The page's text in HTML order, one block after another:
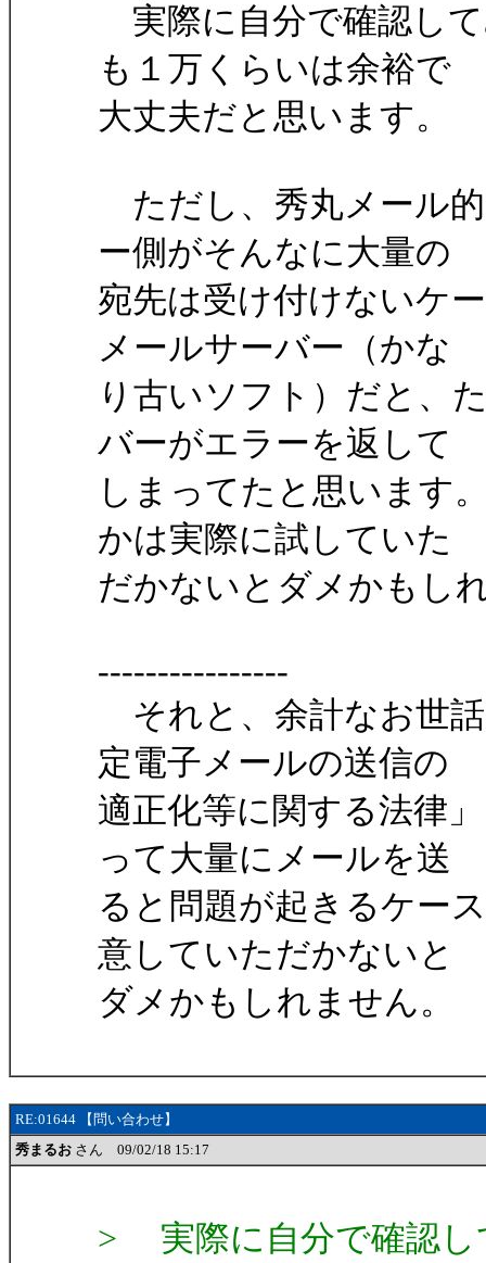
実際に自分で確認し
も１万くらいは余裕で
大丈夫だと思います。
ただし、秀丸メール
ー側がそんなに大量の
宛先は受け付けないケ
メールサーバー（かな
り古いソフト）だと、
バーがエラーを返して
しまってたと思います
かは実際に試していた
だかないとダメかもし
----------------
それと、余計なお世
定電子メールの送信の
適正化等に関する法律
って大量にメールを送
ると問題が起きるケー
意していただかないと
ダメかもしれません。
RE:01644 【問い合わせ】
秀まるお さん 09/02/18 15:17
> 実際に自分で確認し